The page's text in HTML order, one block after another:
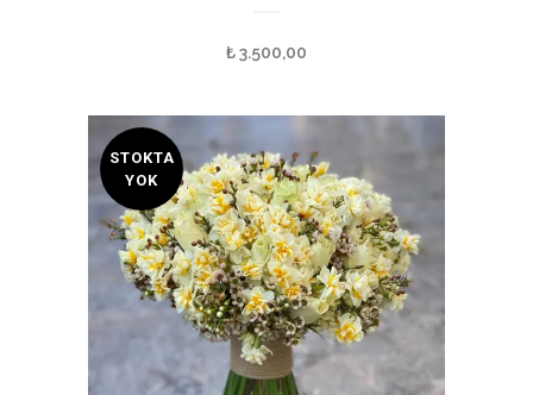
₺3.500,00
STOKTA
YOK